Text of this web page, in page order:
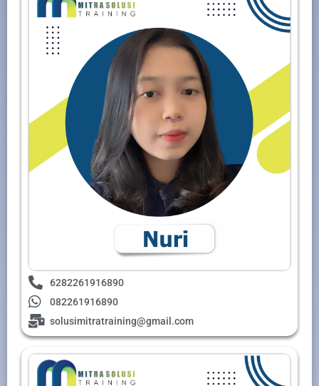
6282261916890
082261916890
solusimitratraining@gmail.com